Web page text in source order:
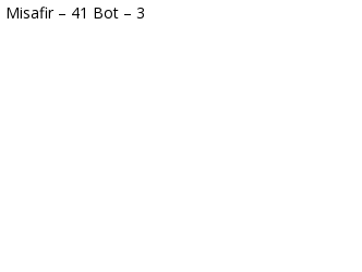
Misafir – 41 Bot – 3